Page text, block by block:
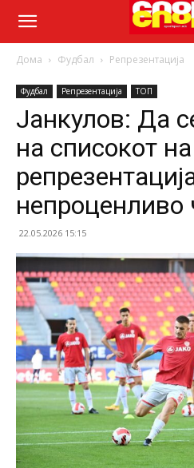
Дома Фудбал Репрезентација
Фудбал Репрезентација ТОП
Јанкулов: Да
на списокот
непроценливо
22.05.2026 15:15